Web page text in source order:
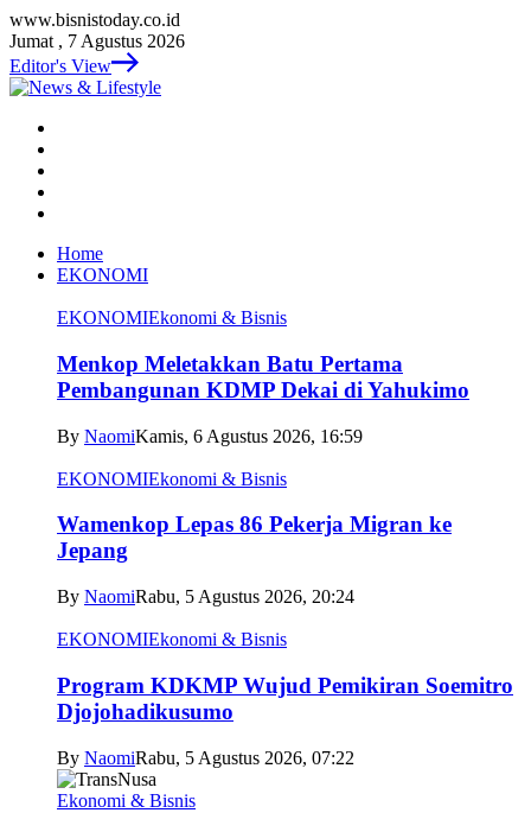
www.bisnistoday.co.id
Jumat , 7 Agustus 2026
Editor's View
Home
EKONOMI
EKONOMIEkonomi & Bisnis
Menkop Meletakkan Batu Pertama
Pembangunan KDMP Dekai di Yahukimo
By NaomiKamis, 6 Agustus 2026, 16:59
EKONOMIEkonomi & Bisnis
Wamenkop Lepas 86 Pekerja Migran ke
Jepang
By NaomiRabu, 5 Agustus 2026, 20:24
EKONOMIEkonomi & Bisnis
Program KDKMP Wujud Pemikiran Soemitro
Djojohadikusumo
By NaomiRabu, 5 Agustus 2026, 07:22
Ekonomi & Bisnis